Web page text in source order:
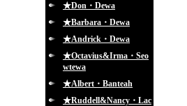
★Don・Dewa
★Barbara・Dewa
★Andrick・Dewa
★Octavius&Irma・Seo
wtewa
★Albert・Banteah
★Ruddell&Nancy・Lac